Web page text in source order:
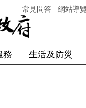
常見問答 網站導
務 生活及防災